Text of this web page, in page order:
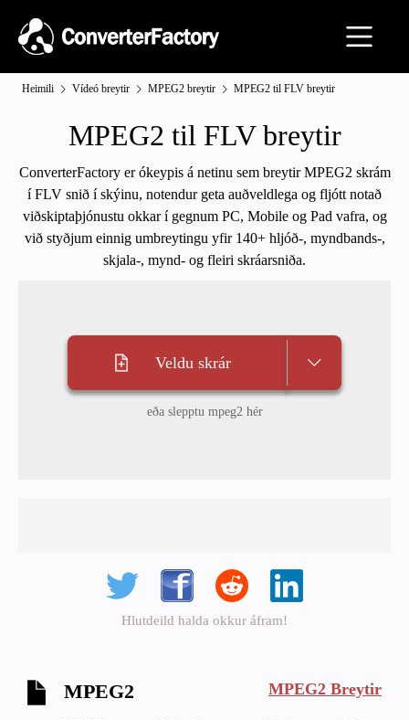
Heimili Vídeó breytir MPEG2 breytir MPEG2 til FLV breytir
MPEG2 til FLV breytir
ConverterFactory er ókeypis á netinu sem breytir MPEG2 skrám
í FLV snið í skýinu, notendur geta auðveldlega og fljótt notað
viðskiptaþjónustu okkar í gegnum PC, Mobile og Pad vafra, og
við styðjum einnig umbreytingu yfir 140+ hljóð-, myndbands-,
skjala-, mynd- og fleiri skráarsniða.
Veldu skrár
eða slepptu mpeg2 hér
Hlutdeild halda okkur áfram!
MPEG2 MPEG2 Breytir